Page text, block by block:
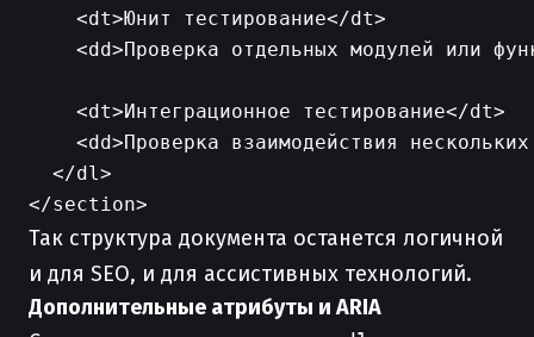
    <dt>Юнит тестирование</dt>
<dd>Проверка отдельных модулей или
    <dt>Интеграционное тестирование</dt>
<dd>Проверка взаимодействия
  </dl>
Так структура документа останется логичной
и для SEO, и для ассистивных технологий.
Дополнительные атрибуты и ARIA